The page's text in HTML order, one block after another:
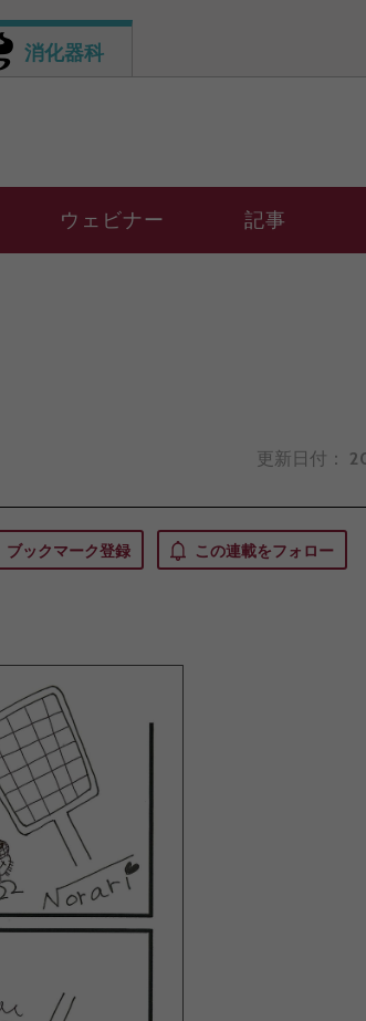
消化器科
ウェビナー 記事
更新日付：
ブックマーク登録 この連載をフォロー